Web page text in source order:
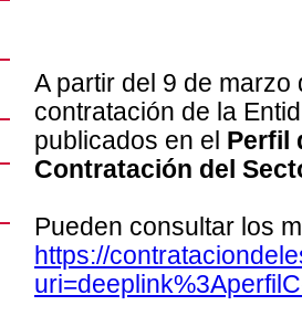
A partir del 9 de
contratación de la
publicados en el Perfil
Contratación del
Pueden consultar los
https://